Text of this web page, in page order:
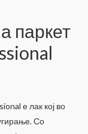
паркет
е лак кој во
Со